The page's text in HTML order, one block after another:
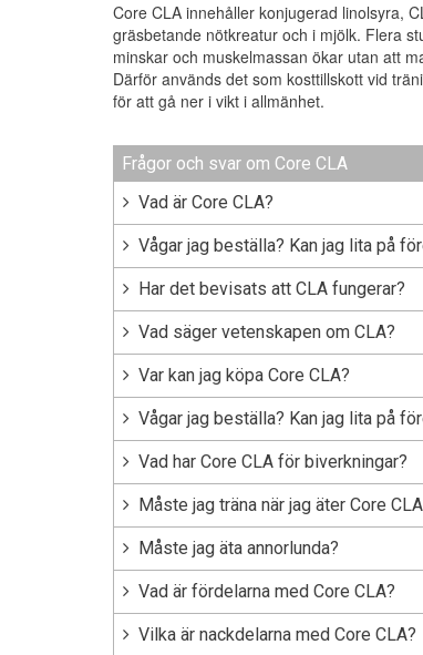
Core CLA innehåller konjugerad linolsyra,
gräsbetande nötkreatur och i mjölk. Flera
minskar och muskelmassan ökar utan att
Därför används det som kosttillskott vid
för att gå ner i vikt i allmänhet.
Frågor och svar om Core CLA
Vad är Core CLA?
Vågar jag beställa? Kan jag lita på
Har det bevisats att CLA fungerar?
Vad säger vetenskapen om CLA?
Var kan jag köpa Core CLA?
Vågar jag beställa? Kan jag lita på
Vad har Core CLA för biverkningar?
Måste jag träna när jag äter Core
Måste jag äta annorlunda?
Vad är fördelarna med Core CLA?
Vilka är nackdelarna med Core CLA?